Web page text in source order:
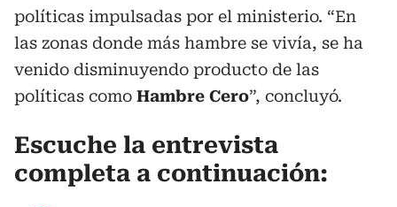
políticas impulsadas por el ministerio. “En
las zonas donde más hambre se vivía, se ha
venido disminuyendo producto de las
políticas como Hambre Cero”, concluyó.
Escuche la entrevista
completa a continuación: